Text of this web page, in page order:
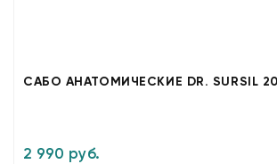
САБО АНАТОМИЧЕСКИЕ DR. SURSIL
2 990 руб.